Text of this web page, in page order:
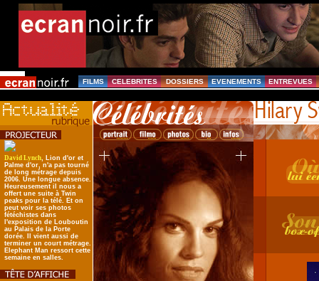
FILMS CELEBRITES DOSSIERS EVENEMENTS ENTREVUES
David Lynch, Lion d'or et
Palme d'or, n'a pas tourné
de long métrage depuis
2006. Une longue absence.
Heureusement il nous a
offert une suite à Twin
peaks pour la télé. Et on
peut voir ses photos
fétéchistes dans
l'exposition de Louboutin
au Palais de la Porte
dorée. Il vient aussi de
terminer un court métrage.
Elephant Man ressort cette
semaine en salles.